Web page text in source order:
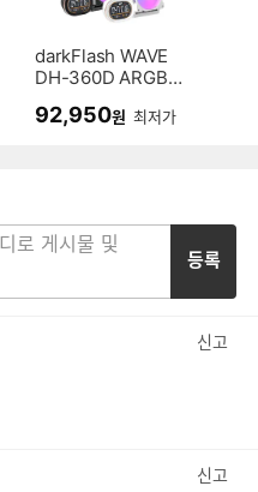
darkFlash WAVE
DH-360D ARGB
92,950원 최저가
등록
신고
신고